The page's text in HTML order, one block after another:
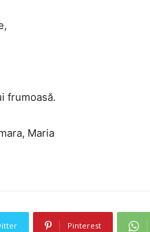
frumoasă.
Maria
Pinterest